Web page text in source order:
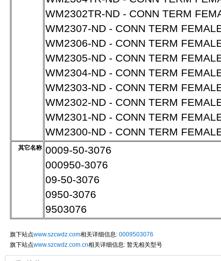
WM2302TR-ND - CONN TERM
WM2307-ND - CONN TERM
WM2306-ND - CONN TERM
WM2305-ND - CONN TERM
WM2304-ND - CONN TERM
WM2303-ND - CONN TERM
WM2302-ND - CONN TERM
WM2301-ND - CONN TERM
WM2300-ND - CONN TERM
其它名称 0009-50-3076
000950-3076
09-50-3076
0950-3076
9503076
旗下站点www.szcwdz.com相关详细信息: 0009503076
旗下站点www.szcwdz.com.cn相关详细信息: 暂无相关型号